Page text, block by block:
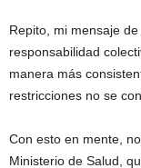
Repito, mi mensaje
responsabilidad
manera más
restricciones no se
Con esto en mente,
Ministerio de Salud,